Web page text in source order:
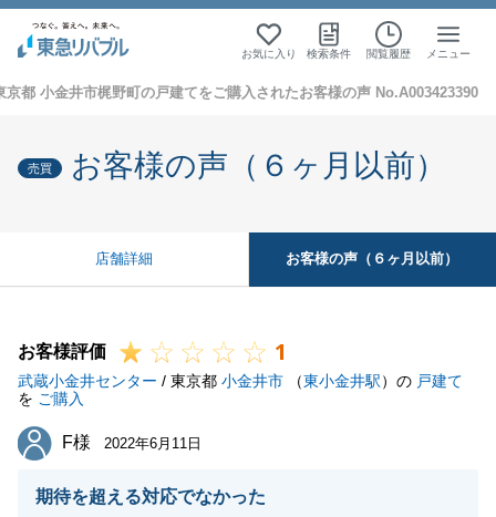
お気に入り 検索条件 閲覧履歴 メニュー
京都 小金井市梶野町の戸建てをご購入されたお客様の声 No.A003423390
売買 お客様の声（６ヶ月以前）
店舗詳細 お客様の声（６ヶ月以前）
お客様評価 1
武蔵小金井センター / 東京都 小金井市 （東小金井駅）の 戸建て
を ご購入
F様
F様 2022年6月11日
期待を超える対応でなかった